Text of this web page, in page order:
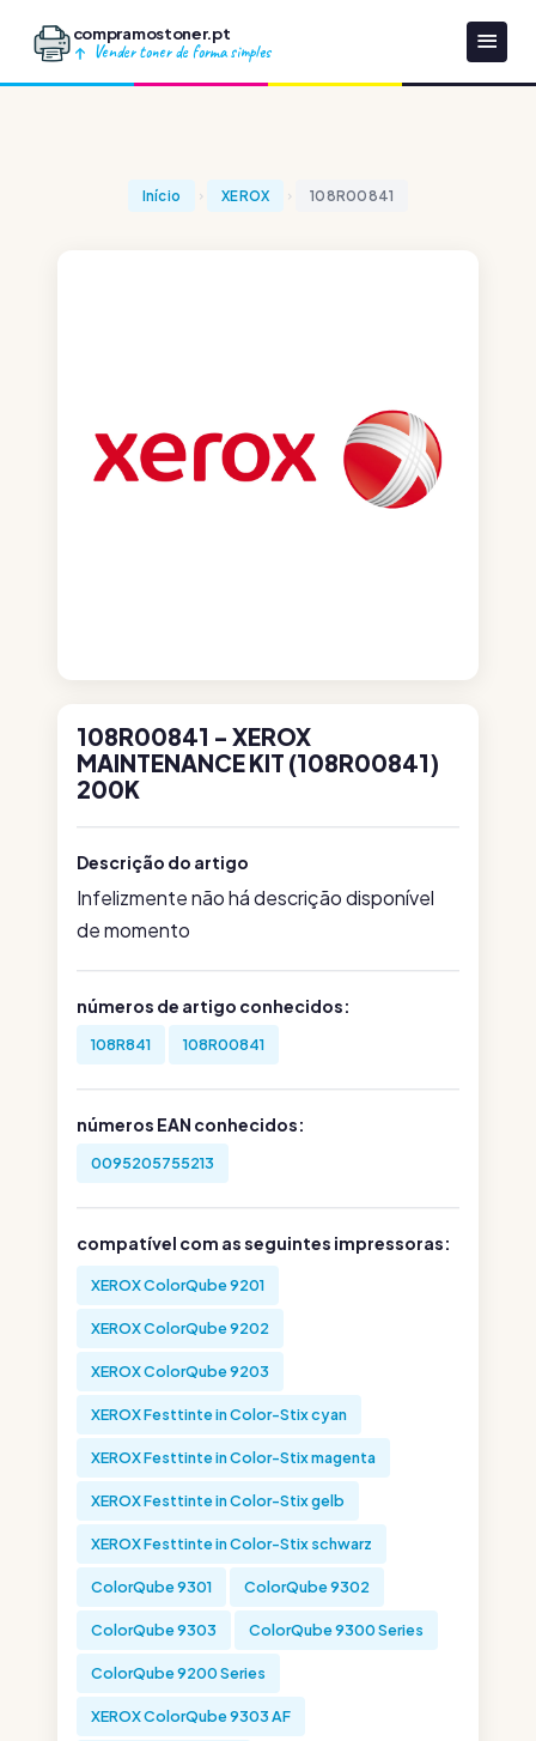
compramostoner.pt
Vender toner de forma simples
Início XEROX 108R00841
108R00841 - XEROX
MAINTENANCE KIT (108R00841)
200K
Descrição do artigo
Infelizmente não há descrição disponível
de momento
números de artigo conhecidos:
108R841 108R00841
números EAN conhecidos:
0095205755213
compatível com as seguintes impressoras:
XEROX ColorQube 9201
XEROX ColorQube 9202
XEROX ColorQube 9203
XEROX Festtinte in Color-Stix cyan
XEROX Festtinte in Color-Stix magenta
XEROX Festtinte in Color-Stix gelb
XEROX Festtinte in Color-Stix schwarz
ColorQube 9301 ColorQube 9302
ColorQube 9303 ColorQube 9300 Series
ColorQube 9200 Series
XEROX ColorQube 9303 AF